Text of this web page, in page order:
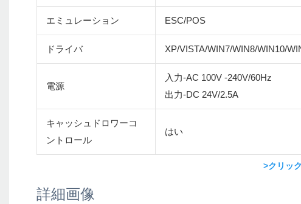
エミュレーション ESC/POS
ドライバ XP/VISTA/WIN7/WIN8/WIN10/
電源
入力-AC 100V -240V/60Hz
出力-DC 24V/2.5A
キャッシュドロワーコ
ントロール
はい
>クリッ
詳細画像